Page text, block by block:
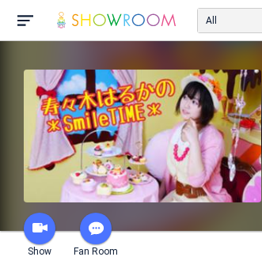
All
Show Fan Room